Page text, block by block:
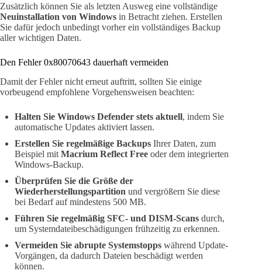
Zusätzlich können Sie als letzten Ausweg eine vollständige
Neuinstallation von Windows in Betracht ziehen. Erstellen
Sie dafür jedoch unbedingt vorher ein vollständiges Backup
aller wichtigen Daten.
Den Fehler 0x80070643 dauerhaft vermeiden
Damit der Fehler nicht erneut auftritt, sollten Sie einige
vorbeugend empfohlene Vorgehensweisen beachten:
Halten Sie Windows Defender stets aktuell, indem Sie
automatische Updates aktiviert lassen.
Erstellen Sie regelmäßige Backups Ihrer Daten, zum
Beispiel mit Macrium Reflect Free oder dem integrierten
Windows-Backup.
Überprüfen Sie die Größe der
Wiederherstellungspartition und vergrößern Sie diese
bei Bedarf auf mindestens 500 MB.
Führen Sie regelmäßig SFC- und DISM-Scans durch,
um Systemdateibeschädigungen frühzeitig zu erkennen.
Vermeiden Sie abrupte Systemstopps während Update-
Vorgängen, da dadurch Dateien beschädigt werden
können.